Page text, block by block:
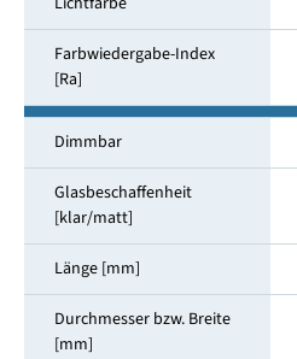
Farbwiedergabe-Index
[Ra]
Dimmbar
Glasbeschaffenheit
[klar/matt]
Länge [mm]
Durchmesser bzw. Breite
[mm]